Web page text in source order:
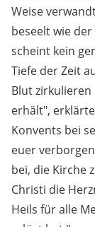
Weise
beseelt wie
scheint kein
Tiefe der Zeit
Blut zirkulieren
erhält",
Konvents bei
euer
bei, die Kirche
Christi die
Heils für alle